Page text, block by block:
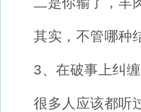
其实，不管哪种
3、在破事上纠缠
很多人应该都听过